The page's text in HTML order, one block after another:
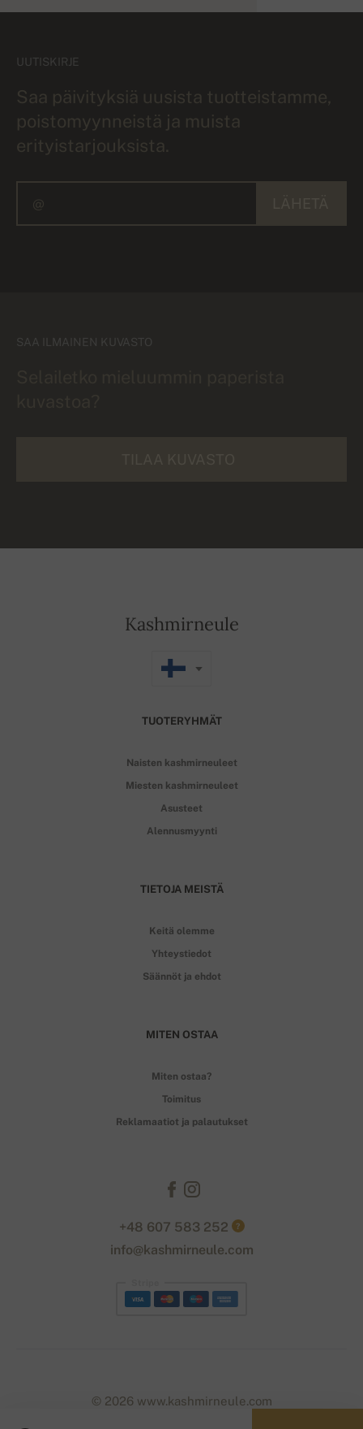
UUTISKIRJE
Saa päivityksiä uusista tuotteistamme,
poistomyynneistä ja muista
erityistarjouksista.
SAA ILMAINEN KUVASTO
Kashmirneule
TUOTERYHMÄT
Naisten kashmirneuleet
Miesten kashmirneuleet
Asusteet
Alennusmyynti
TIETOJA MEISTÄ
Keitä olemme
Yhteystiedot
Säännöt ja ehdot
MITEN OSTAA
Miten ostaa?
Toimitus
Reklamaatiot ja palautukset
+48 607 583 252 ?
info@kashmirneule.com
© 2026 www.kashmirneule.com